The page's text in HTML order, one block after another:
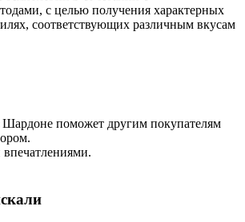
с целью получения характерных
соответствующих различным вкусам
поможет другим покупателям